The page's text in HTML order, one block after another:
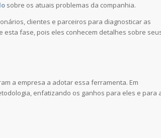
sobre os atuais problemas da companhia.
clientes e parceiros para diagnosticar as
esta fase, pois eles conhecem detalhes sobre
a empresa a adotar essa ferramenta. Em
enfatizando os ganhos para eles e para